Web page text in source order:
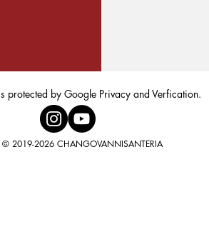
protected by Google Privacy and Verfication.
© 2019-2026 CHANGOVANNISANTERIA